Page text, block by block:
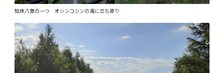
知床八景の一つ オシンコシンの滝に立ち寄り